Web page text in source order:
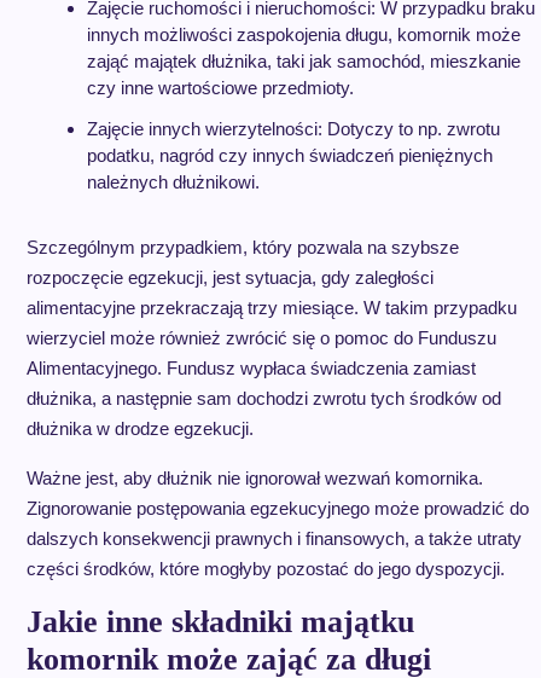
Zajęcie ruchomości i nieruchomości: W przypadku braku
innych możliwości zaspokojenia długu, komornik może
zająć majątek dłużnika, taki jak samochód, mieszkanie
czy inne wartościowe przedmioty.
Zajęcie innych wierzytelności: Dotyczy to np. zwrotu
podatku, nagród czy innych świadczeń pieniężnych
należnych dłużnikowi.
Szczególnym przypadkiem, który pozwala na szybsze
rozpoczęcie egzekucji, jest sytuacja, gdy zaległości
alimentacyjne przekraczają trzy miesiące. W takim przypadku
wierzyciel może również zwrócić się o pomoc do Funduszu
Alimentacyjnego. Fundusz wypłaca świadczenia zamiast
dłużnika, a następnie sam dochodzi zwrotu tych środków od
dłużnika w drodze egzekucji.
Ważne jest, aby dłużnik nie ignorował wezwań komornika.
Zignorowanie postępowania egzekucyjnego może prowadzić do
dalszych konsekwencji prawnych i finansowych, a także utraty
części środków, które mogłyby pozostać do jego dyspozycji.
Jakie inne składniki majątku
komornik może zająć za długi